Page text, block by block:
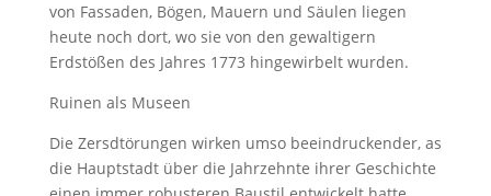
von Fassaden, Bögen, Mauern und Säulen liegen
heute noch dort, wo sie von den gewaltigern
Erdstößen des Jahres 1773 hingewirbelt wurden.
Ruinen als Museen
Die Zersdtörungen wirken umso beeindruckender, as
die Hauptstadt über die Jahrzehnte ihrer Geschichte